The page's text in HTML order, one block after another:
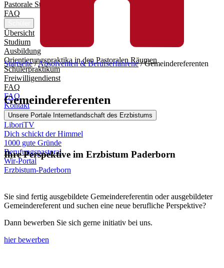
Pastorale Studienpraktika
FAQ
Übersicht
Studium
Ausbildung
Orientierungspraktika in den Pastoralen Räumen
Schülerpraktikum
Freiwilligendienst
FAQ
FAQ
Kontakt
Unsere Portale Internetlandschaft des Erzbistums
LiboriTV
Dich schickt der Himmel
1000 gute Gründe
Berufungspastoral
Wir-Portal
Erzbistum-Paderborn
Startseite/Absolventen & Berufserfahrene/Gemeindereferenten
Gemeindereferenten
Ihre Perspektive im Erzbistum Paderborn
Sie sind fertig ausgebildete Gemeindereferentin oder ausgebildeter
Gemeindereferent und suchen eine neue berufliche Perspektive?
Dann bewerben Sie sich gerne initiativ bei uns.
hier bewerben